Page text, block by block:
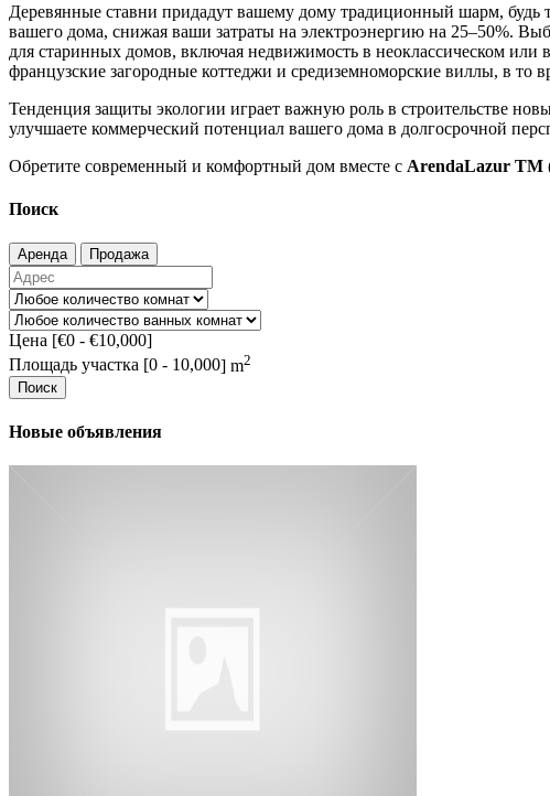
Деревянные ставни придадут вашему дому традиционный шарм,
вашего дома, снижая ваши затраты на электроэнергию на 25–50%.
для старинных домов, включая недвижимость в неоклассическом
французские загородные коттеджи и средиземноморские виллы, в то
Тенденция защиты экологии играет важную роль в строительстве
улучшаете коммерческий потенциал вашего дома в долгосрочной
Обретите современный и комфортный дом вместе с ArendaLazur TM
Поиск
Аренда Продажа
Цена [€0 - €10,000]
Площадь участка [0 - 10,000] m2
Поиск
Новые объявления